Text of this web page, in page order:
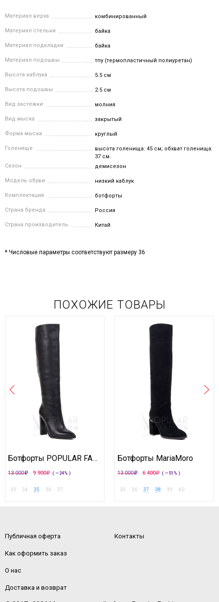
Материал верха комбинированный
Материал стельки байка
Материал подкладки байка
Материал подошвы тпу (термопластичный полиуретан)
Высота каблука 5.5 см
Высота подошвы 2.5 см
Вид застежки молния
Вид мыска закрытый
Форма мыска круглый
Голенище
высота голенища: 45 см; обхват голенища:
37 см.
Сезон
демисезон
Модель обуви низкий каблук
Комплектация ботфорты
Страна бренда Россия
Страна производитель Китай
* Числовые параметры соответствуют размеру 36
ПОХОЖИЕ ТОВАРЫ
Ботфорты POPULAR FASHION
13 000 9 900 ( —24% )
33 34 35 36 37
Ботфорты MariaMoro
13 000 6 400 ( —51% )
35 36 37 38 39 40
Публичная оферта
Как оформить заказ
О нас
Доставка и возврат
Контакты